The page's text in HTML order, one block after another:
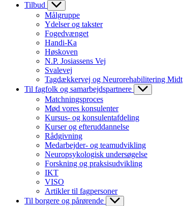
Tilbud
Målgruppe
Ydelser og takster
Fogedvænget
Handi-Ka
Høskoven
N.P. Josiassens Vej
Svalevej
Tagdækkervej og Neurorehabilitering Midt
Til fagfolk og samarbejdspartnere
Matchningsproces
Mød vores konsulenter
Kursus- og konsulentafdeling
Kurser og efteruddannelse
Rådgivning
Medarbejder- og teamudvikling
Neuropsykologisk undersøgelse
Forskning og praksisudvikling
IKT
VISO
Artikler til fagpersoner
Til borgere og pårørende